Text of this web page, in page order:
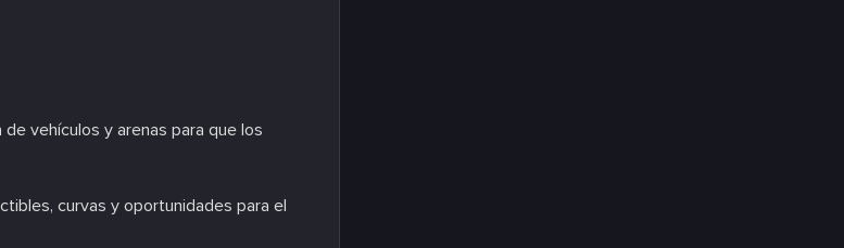
vehículos y arenas para que los
curvas y oportunidades para el